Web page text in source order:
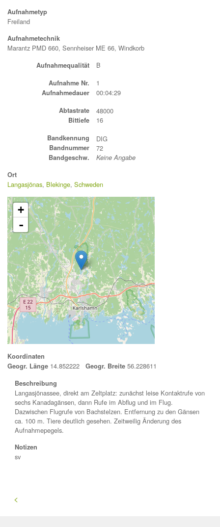
Aufnahmetyp
Freiland
Aufnahmetechnik
Marantz PMD 660, Sennheiser ME 66, Windkorb
Aufnahmequalität B
Aufnahme Nr. 1
Aufnahmedauer 00:04:29
Abtastrate
Bittiefe
48000
16
Bandkennung
Bandnummer
Bandgeschw.
DIG
72
Keine Angabe
Ort
Langasjönas, Blekinge, Schweden
+
-
Koordinaten
Geogr. Länge 14.852222 Geogr. Breite 56.228611
Beschreibung
Langasjönassee, direkt am Zeltplatz: zunächst leise Kontaktrufe von
sechs Kanadagänsen, dann Rufe im Abflug und im Flug.
Dazwischen Flugrufe von Bachstelzen. Entfernung zu den Gänsen
ca. 100 m. Tiere deutlich gesehen. Zeitweilig Änderung des
Aufnahmepegels.
Notizen
sv
<